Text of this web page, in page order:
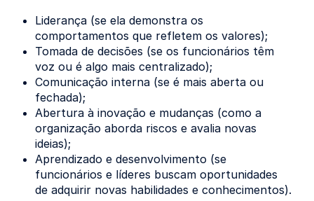
Liderança (se ela demonstra os
comportamentos que refletem os valores);
Tomada de decisões (se os funcionários têm
voz ou é algo mais centralizado);
Comunicação interna (se é mais aberta ou
fechada);
Abertura à inovação e mudanças (como a
organização aborda riscos e avalia novas
ideias);
Aprendizado e desenvolvimento (se
funcionários e líderes buscam oportunidades
de adquirir novas habilidades e conhecimentos).